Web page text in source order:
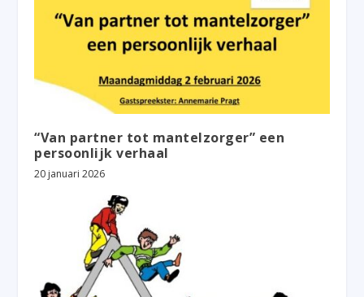
“Van partner tot mantelzorger” een
persoonlijk verhaal
20 januari 2026